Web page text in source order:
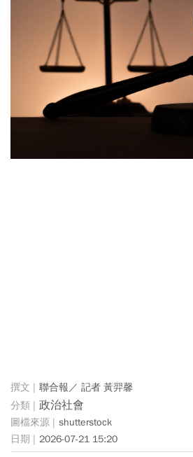
聯合報／ 記者 黃羿馨
政治社會
shutterstock
2026-07-21 15:20